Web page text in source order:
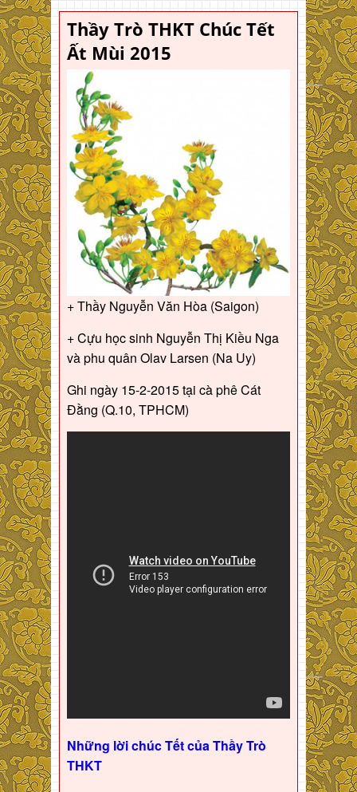
Thầy Trò THKT Chúc Tết
Ất Mùi 2015
+ Thầy Nguyễn Văn Hòa (Saigon)
+ Cựu học sinh Nguyễn Thị Kiều Nga
và phu quân Olav Larsen (Na Uy)
Ghi ngày 15-2-2015 tại cà phê Cát
Đằng (Q.10, TPHCM)
Những lời chúc Tết của Thầy Trò
THKT